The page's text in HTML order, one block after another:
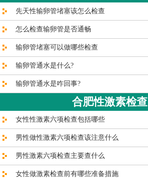
先天性输卵管堵塞该怎么检查
怎么检查输卵管是否通畅
输卵管堵塞可以做哪些检查
输卵管通水是什么?
输卵管通水是咋回事?
合肥性激素检查
女性性激素六项检查包括哪些
男性做性激素六项检查该注意什么
男性激素六项检查主要查什么
女性做激素检查前有哪些准备措施